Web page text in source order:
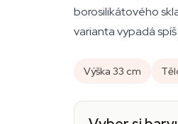
borosilikátového
varianta vypadá
Výška 33 cm